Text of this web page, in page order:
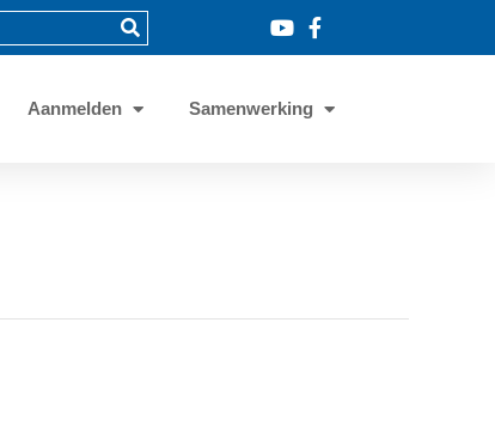
Aanmelden Samenwerking